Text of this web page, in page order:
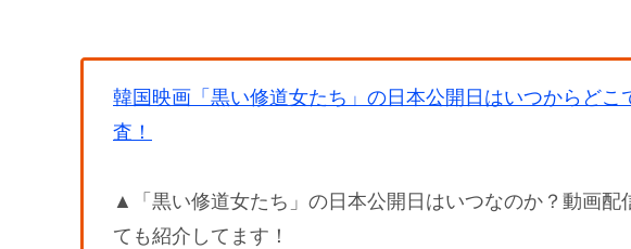
韓国映画「黒い修道女たち」の日本公開日はいつからどこ
査！
▲「黒い修道女たち」の日本公開日はいつなのか？動画配
ても紹介してます！